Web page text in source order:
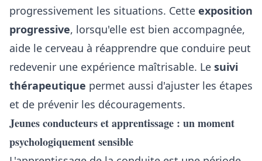
progressivement les situations. Cette exposition
progressive, lorsqu'elle est bien accompagnée,
aide le cerveau à réapprendre que conduire peut
redevenir une expérience maîtrisable. Le suivi
thérapeutique permet aussi d'ajuster les étapes
et de prévenir les découragements.
Jeunes conducteurs et apprentissage : un moment
psychologiquement sensible